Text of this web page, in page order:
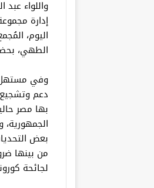
واللواء
إدارة
اليوم،
الطهي،
وفي مستهل
دعم
بها مصر
بعض
من بينها
لجائحة